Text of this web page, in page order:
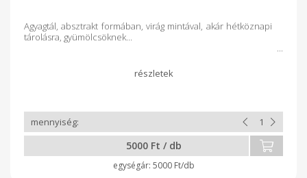
Agyagtál, absztrakt formában, virág mintával, akár hétköznapi
tárolásra, gyümölcsöknek...
5000 Ft / db
5000 Ft/db